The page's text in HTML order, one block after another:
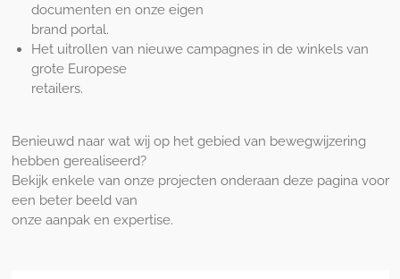
documenten en onze eigen
brand portal.
Het uitrollen van nieuwe campagnes in de winkels van
grote Europese
retailers.
Benieuwd naar wat wij op het gebied van bewegwijzering
hebben gerealiseerd?
Bekijk enkele van onze projecten onderaan deze pagina voor
een beter beeld van
onze aanpak en expertise.